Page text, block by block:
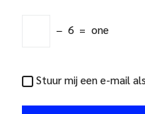
− 6 = one
Stuur mij een e-mail